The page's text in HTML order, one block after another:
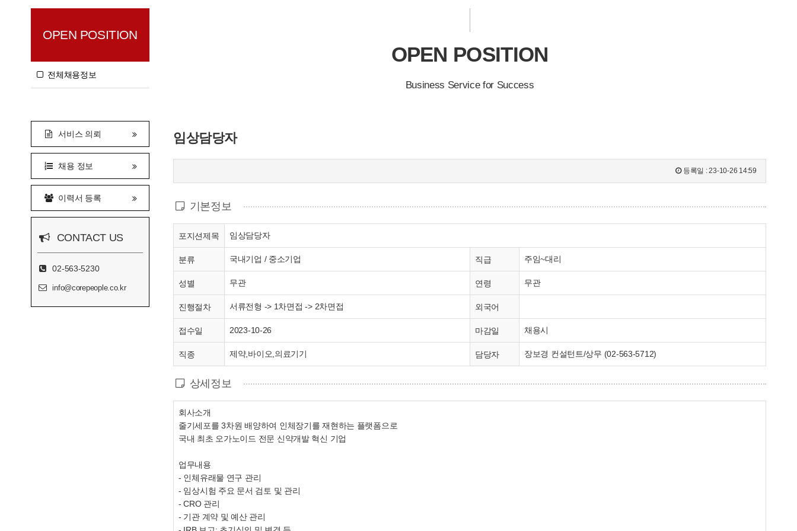
OPEN POSITION
전체채용정보
서비스 의뢰
채용 정보
이력서 등록
CONTACT US
02-563-5230
info@corepeople.co.kr
OPEN POSITION
Business Service for Success
임상담당자
등록일 :23-10-26 14:59
기본정보
포지션제목 임상담당자
분류 국내기업 / 중소기업 직급 주임~대리
성별 무관 연령 무관
진행절차 서류전형 -> 1차면접 -> 2차면접 외국어
접수일 2023-10-26 마감일 채용시
직종 제약,바이오,의료기기 담당자 장보경 컨설턴트/상무 (02-563-5712)
상세정보
회사소개
줄기세포를 3차원 배양하여 인체장기를 재현하는 플랫폼으로
국내 최초 오가노이드 전문 신약개발 혁신 기업
업무내용
- 인체유래물 연구 관리
- 임상시험 주요 문서 검토 및 관리
- CRO 관리
- 기관 계약 및 예산 관리